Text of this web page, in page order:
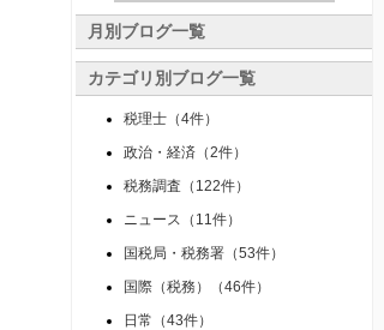
月別ブログ一覧
カテゴリ別ブログ一覧
税理士（4件）
政治・経済（2件）
税務調査（122件）
ニュース（11件）
国税局・税務署（53件）
国際（税務）（46件）
日常（43件）